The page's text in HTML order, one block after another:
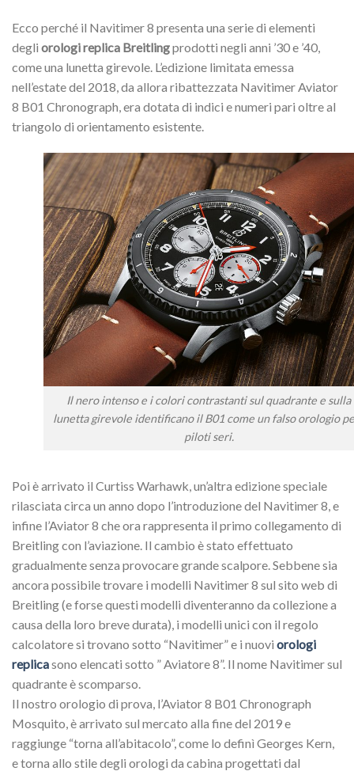
Ecco perché il Navitimer 8 presenta una serie di elementi
degli orologi replica Breitlingprodotti negli anni ’30 e ’40,
come una lunetta girevole. L’edizione limitata emessa
nell’estate del 2018, da allora ribattezzata Navitimer Aviator
8 B01 Chronograph, era dotata di indici e numeri pari oltre al
triangolo di orientamento esistente.
Il nero intenso e i colori contrastanti sul quadrante e sulla
lunetta girevole identificano il B01 come un falso orologio
piloti seri.
Poi è arrivato il Curtiss Warhawk, un’altra edizione speciale
rilasciata circa un anno dopo l’introduzione del Navitimer 8, e
infine l’Aviator 8 che ora rappresenta il primo collegamento di
Breitling con l’aviazione. Il cambio è stato effettuato
gradualmente senza provocare grande scalpore. Sebbene sia
ancora possibile trovare i modelli Navitimer 8 sul sito web di
Breitling (e forse questi modelli diventeranno da collezione a
causa della loro breve durata), i modelli unici con il regolo
calcolatore si trovano sotto “Navitimer” e i nuovi orologi
replicasono elencati sotto ” Aviatore 8”. Il nome Navitimer sul
quadrante è scomparso.
Il nostro orologio di prova, l’Aviator 8 B01 Chronograph
Mosquito, è arrivato sul mercato alla fine del 2019 e
raggiunge “torna all’abitacolo”, come lo definì Georges Kern,
e torna allo stile degli orologi da cabina progettati dal